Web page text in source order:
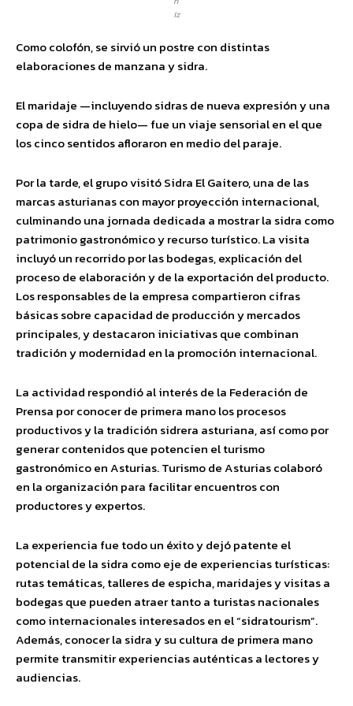
iz
Como colofón, se sirvió un postre con distintas
elaboraciones de manzana y sidra.
El maridaje —incluyendo sidras de nueva expresión y una
copa de sidra de hielo— fue un viaje sensorial en el que
los cinco sentidos afloraron en medio del paraje.
Por la tarde, el grupo visitó Sidra El Gaitero, una de las
marcas asturianas con mayor proyección internacional,
culminando una jornada dedicada a mostrar la sidra como
patrimonio gastronómico y recurso turístico. La visita
incluyó un recorrido por las bodegas, explicación del
proceso de elaboración y de la exportación del producto.
Los responsables de la empresa compartieron cifras
básicas sobre capacidad de producción y mercados
principales, y destacaron iniciativas que combinan
tradición y modernidad en la promoción internacional.
La actividad respondió al interés de la Federación de
Prensa por conocer de primera mano los procesos
productivos y la tradición sidrera asturiana, así como por
generar contenidos que potencien el turismo
gastronómico en Asturias. Turismo de Asturias colaboró
en la organización para facilitar encuentros con
productores y expertos.
La experiencia fue todo un éxito y dejó patente el
potencial de la sidra como eje de experiencias turísticas:
rutas temáticas, talleres de espicha, maridajes y visitas a
bodegas que pueden atraer tanto a turistas nacionales
como internacionales interesados en el “sidratourism”.
Además, conocer la sidra y su cultura de primera mano
permite transmitir experiencias auténticas a lectores y
audiencias.